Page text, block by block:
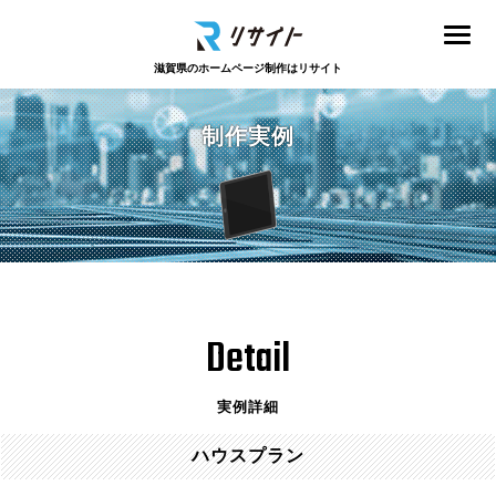
滋賀県のホームページ制作はリサイト
制作実例
Detail
実例詳細
ハウスプラン